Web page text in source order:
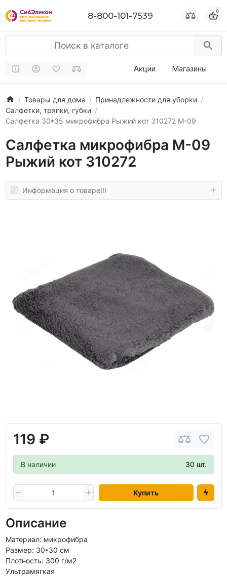
8-800-101-7539 0
Акции Магазины
Товары для дома
Принадлежности для уборки
Салфетки, тряпки, губки
Салфетка 30*35 микрофибра Рыжий кот 310272 М-09
Салфетка микрофибра М-09
Рыжий кот 310272
Информация о товаре!!!
119 ₽
В наличии 30 шт.
Купить
Описание
Материал: микрофибра
Размер: 30*30 см
Плотность: 300 г/м2
Ультрамягкая
8-800-101-7539 0